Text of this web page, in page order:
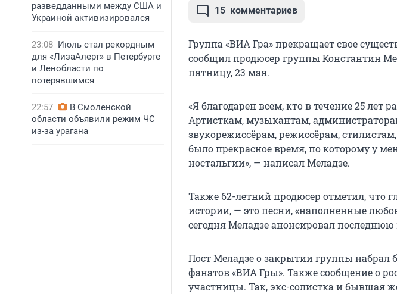
разведданными между США и
Украиной активизировался
23:08 Июль стал рекордным
для «ЛизаАлерт» в Петербурге
и Ленобласти по
потерявшимся
22:57
В Смоленской
области объявили режим ЧС
из-за урагана
15 комментариев
Группа «ВИА Гра» прекращает свое
сообщил продюсер группы Константин
пятницу, 23 мая.
«Я благодарен всем, кто в течение 25 лет
Артисткам, музыкантам,
звукорежиссёрам, режиссёрам,
было прекрасное время, по которому у
ностальгии», — написал Меладзе.
Также 62-летний продюсер отметил, что
истории, — это песни, «наполненные
сегодня Меладзе анонсировал
Пост Меладзе о закрытии группы набрал
фанатов «ВИА Гры». Также сообщение о
участницы. Так, экс-солистка и бывшая